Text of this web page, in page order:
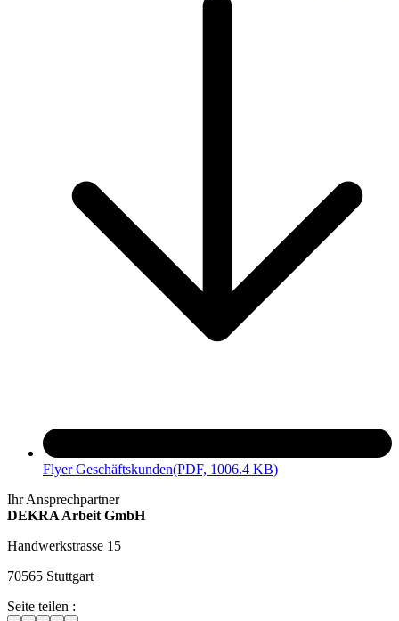
Flyer Geschäftskunden(PDF, 1006.4 KB)
Ihr Ansprechpartner
DEKRA Arbeit GmbH
Handwerkstrasse 15
70565 Stuttgart
Seite teilen :